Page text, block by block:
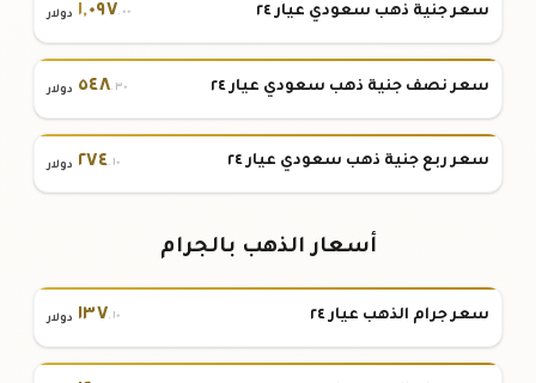
سعر جنية ذهب سعودي عيار ٢٤ ١,٠٩٧.٠٠ دولار
سعر نصف جنية ذهب سعودي عيار ٢٤ ٥٤٨.٣٠ دولار
سعر ربع جنية ذهب سعودي عيار ٢٤ ٢٧٤.١٠ دولار
أسعار الذهب بالجرام
سعر جرام الذهب عيار ٢٤ ١٣٧.١٠ دولار